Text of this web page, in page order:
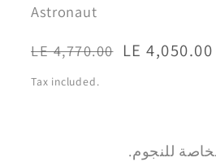
Astronaut
Regular
price
LE 4,770.00
Sale
price
LE 4,050.00
Tax included.
للنجوم.